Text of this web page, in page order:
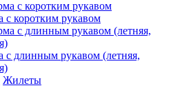
с коротким рукавом
с длинным рукавом (летняя,
Жилеты